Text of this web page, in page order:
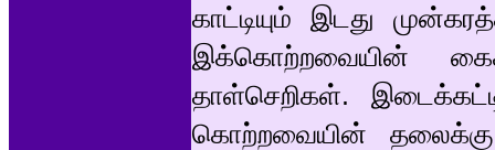
காட்டியும் இடது
இக்கொற்றவையின்
தாள்செறிகள்.
கொற்றவையின் தலைக்கு